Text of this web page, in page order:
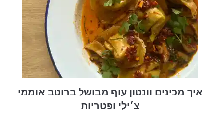
איך מכינים וונטון עוף מבושל ברוטב אוממי
צ׳ילי ופטריות